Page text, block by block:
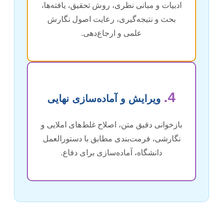
ادبیات و مبانی نظری، روش تحقیق، یافته‌ها،
بحث و نتیجه‌گیری، رعایت اصول نگارش
علمی و ارجاع‌دهی.
4. ویرایش و آماده‌سازی نهایی
بازخوانی دقیق متن، اصلاح غلط‌های املایی و
نگارشی، فرمت‌بندی مطابق با دستورالعمل
دانشگاه، آماده‌سازی برای دفاع.